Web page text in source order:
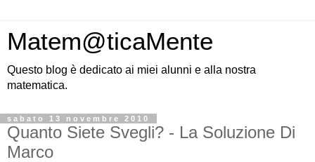
Matem@ticaMente
Questo blog è dedicato ai miei alunni e alla nostra
matematica.
sabato 13 novembre 2010
Quanto Siete Svegli? - La Soluzione Di
Marco